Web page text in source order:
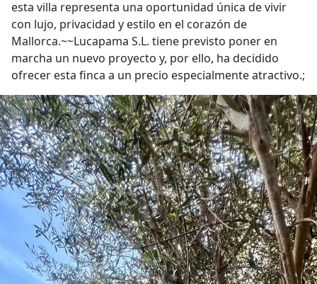
esta villa representa una oportunidad única de vivir
con lujo, privacidad y estilo en el corazón de
Mallorca.~~Lucapama S.L. tiene previsto poner en
marcha un nuevo proyecto y, por ello, ha decidido
ofrecer esta finca a un precio especialmente atractivo.;